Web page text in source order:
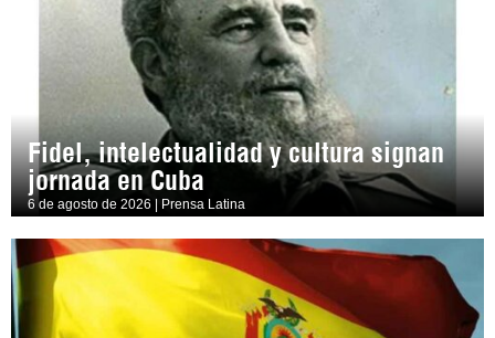
Fidel, intelectualidad y cultura signan
jornada en Cuba
6 de agosto de 2026 | Prensa Latina